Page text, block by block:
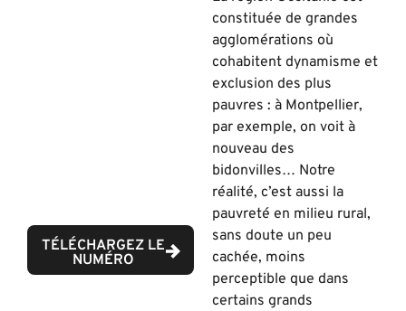
TÉLÉCHARGEZ LE
NUMÉRO
constituée de grandes
agglomérations où
cohabitent dynamisme et
exclusion des plus
pauvres : à Montpellier,
par exemple, on voit à
nouveau des
bidonvilles… Notre
réalité, c’est aussi la
pauvreté en milieu rural,
sans doute un peu
cachée, moins
perceptible que dans
certains grands